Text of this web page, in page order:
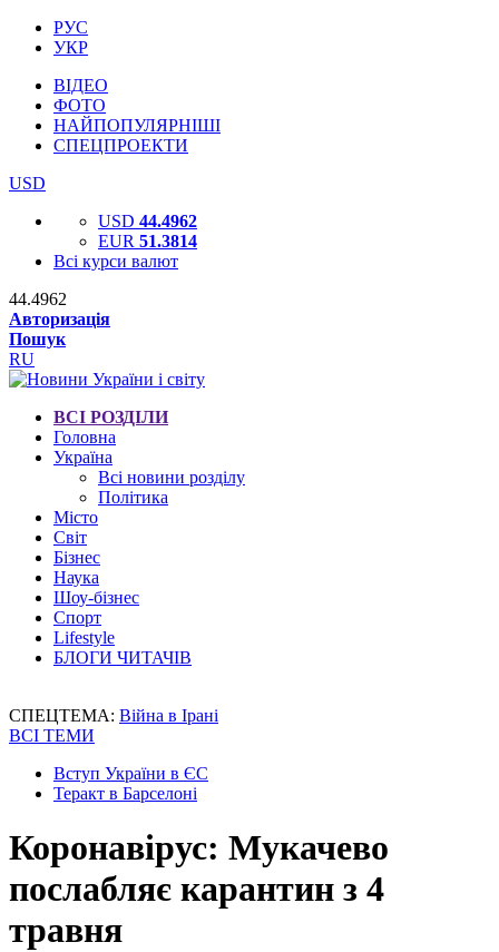
РУС
УКР
ВІДЕО
ФОТО
НАЙПОПУЛЯРНІШІ
СПЕЦПРОЕКТИ
USD
USD 44.4962
EUR 51.3814
Всі курси валют
44.4962
Авторизація
Пошук
RU
ВСІ РОЗДІЛИ
Головна
Україна
Всі новини розділу
Політика
Місто
Світ
Бізнес
Наука
Шоу-бізнес
Спорт
Lifestyle
БЛОГИ ЧИТАЧІВ
СПЕЦТЕМА: Війна в Ірані
ВСІ ТЕМИ
Вступ України в ЄС
Теракт в Барселоні
Коронавірус: Мукачево
послабляє карантин з 4
травня